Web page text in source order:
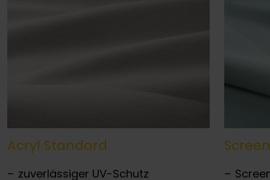
Acryl Standard
zuverlässiger UV-Schutz